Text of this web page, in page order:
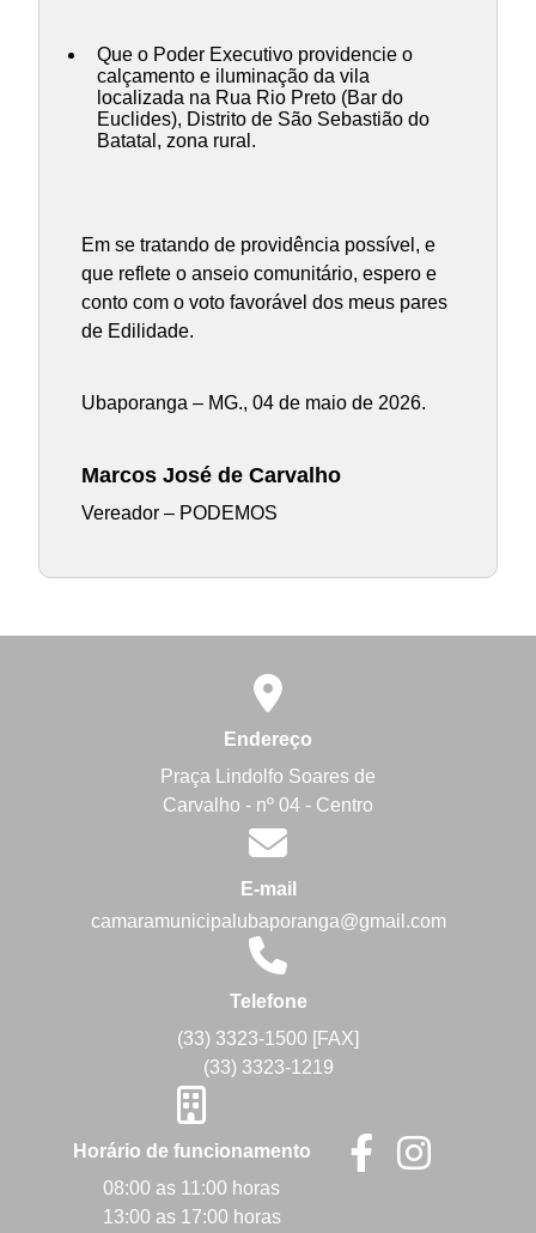
Que o Poder Executivo providencie o
calçamento e iluminação da vila
localizada na Rua Rio Preto (Bar do
Euclides), Distrito de São Sebastião do
Batatal, zona rural.
Em se tratando de providência possível, e
que reflete o anseio comunitário, espero e
conto com o voto favorável dos meus pares
de Edilidade.
Ubaporanga – MG., 04 de maio de 2026.
Marcos José de Carvalho
Vereador – PODEMOS
Endereço
Praça Lindolfo Soares de
Carvalho - nº 04 - Centro
E-mail
camaramunicipalubaporanga@gmail.com
Telefone
(33) 3323-1500 [FAX]
(33) 3323-1219
Horário de funcionamento
08:00 as 11:00 horas
13:00 as 17:00 horas